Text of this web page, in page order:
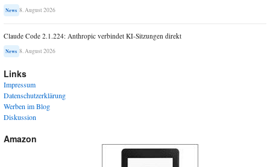
News 8. August 2026
Claude Code 2.1.224: Anthropic verbindet KI-Sitzungen direkt
News 8. August 2026
Links
Impressum
Datenschutzerklärung
Werben im Blog
Diskussion
Amazon